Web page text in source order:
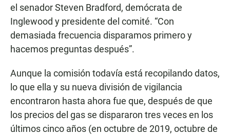
el senador Steven Bradford, demócrata de
Inglewood y presidente del comité. “Con
demasiada frecuencia disparamos primero y
hacemos preguntas después”.
Aunque la comisión todavía está recopilando datos,
lo que ella y su nueva división de vigilancia
encontraron hasta ahora fue que, después de que
los precios del gas se dispararon tres veces en los
últimos cinco años (en octubre de 2019, octubre de